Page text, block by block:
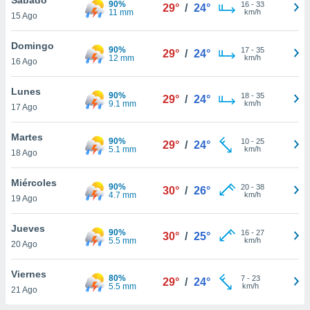
y
en
más
de
15 Ago
90%
11 mm
29° / 24° 16- 33
km/h
Domingo
16 Ago
90%
12 mm
29° / 24° 17- 35
km/h
Lunes
17 Ago
90%
9.1 mm
29° / 24° 18- 35
km/h
Martes
18 Ago
90%
5.1 mm
29° / 24° 10- 25
km/h
Miércoles
19 Ago
90%
4.7 mm
30° / 26° 20- 38
km/h
Jueves
20 Ago
90%
5.5 mm
30° / 25° 16- 27
km/h
Viernes
21 Ago
80%
5.5 mm
29° / 24° 7- 23
km/h